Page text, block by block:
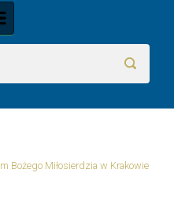
Bożego Miłosierdzia w Krakowie